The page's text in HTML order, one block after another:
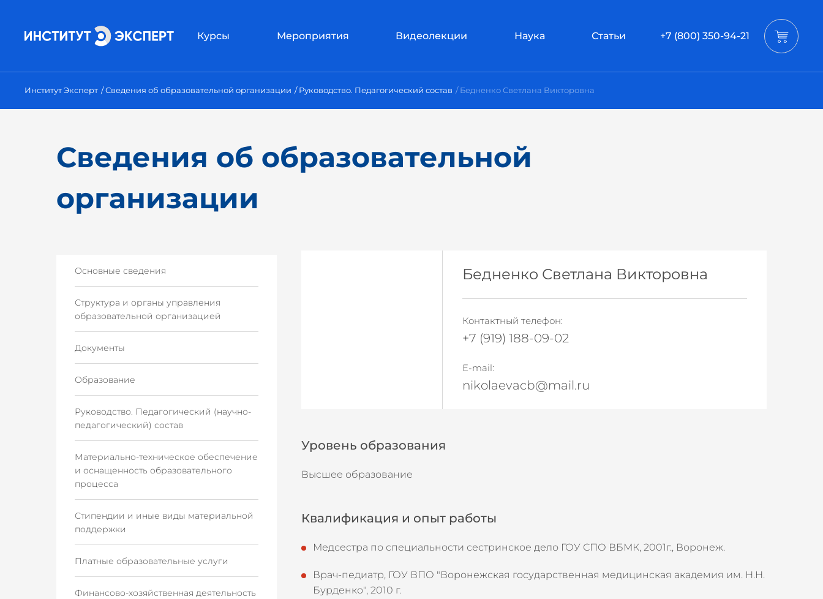
Курсы Мероприятия Видеолекции Наука Статьи +7 (800) 350-94-21
Институт Эксперт Сведения об образовательной организации Руководство. Педагогический состав Бедненко Светлана Викторовна
Сведения об образовательной
организации
Основные сведения
Структура и органы управления
образовательной организацией
Документы
Образование
Руководство. Педагогический (научно-
педагогический) состав
Материально-техническое обеспечение
и оснащенность образовательного
процесса
Стипендии и иные виды материальной
поддержки
Платные образовательные услуги
Финансово-хозяйственная деятельность
Бедненко Светлана Викторовна
Контактный телефон:
+7 (919) 188-09-02
E-mail:
nikolaevacb@mail.ru
Уровень образования
Высшее образование
Квалификация и опыт работы
Медсестра по специальности сестринское дело ГОУ СПО ВБМК, 2001г., Воронеж.
Врач-педиатр, ГОУ ВПО "Воронежская государственная медицинская академия им. Н.Н.
Бурденко", 2010 г.